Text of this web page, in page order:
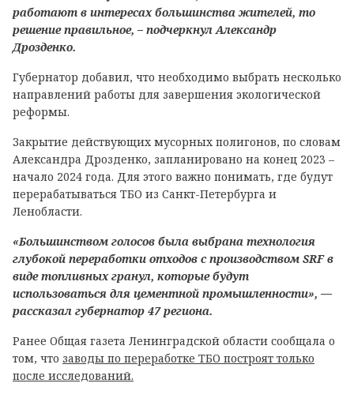
работают в интересах большинства жителей, то
решение правильное, – подчеркнул Александр
Дрозденко.
Губернатор добавил, что необходимо выбрать несколько
направлений работы для завершения экологической
реформы.
Закрытие действующих мусорных полигонов, по словам
Александра Дрозденко, запланировано на конец 2023 –
начало 2024 года. Для этого важно понимать, где будут
перерабатываться ТБО из Санкт-Петербурга и
Ленобласти.
«Большинством голосов была выбрана технология
глубокой переработки отходов с производством SRF в
виде топливных гранул, которые будут
использоваться для цементной промышленности», —
рассказал губернатор 47 региона.
Ранее Общая газета Ленинградской области сообщала о
том, что заводы по переработке ТБО построят только
после исследований.